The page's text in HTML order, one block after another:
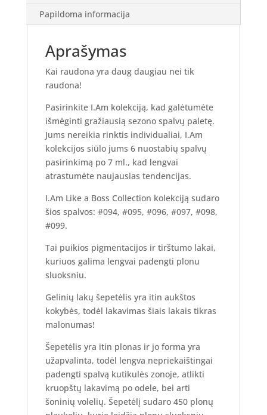
Papildoma informacija
Aprašymas
Kai raudona yra daug daugiau nei tik
raudona!
Pasirinkite I.Am kolekciją, kad galėtumėte
išmėginti gražiausią sezono spalvų paletę.
Jums nereikia rinktis individualiai, I.Am
kolekcijos siūlo jums 6 nuostabių spalvų
pasirinkimą po 7 ml., kad lengvai
atrastumėte naujausias tendencijas.
I.Am Like a Boss Collection kolekciją sudaro
šios spalvos: #094, #095, #096, #097, #098,
#099.
Tai puikios pigmentacijos ir tirštumo lakai,
kuriuos galima lengvai padengti plonu
sluoksniu.
Gelinių lakų šepetėlis yra itin aukštos
kokybės, todėl lakavimas šiais lakais tikras
malonumas!
Šepetėlis yra itin plonas ir jo forma yra
užapvalinta, todėl lengva nepriekaištingai
padengti spalvą kutikulės zonoje, atlikti
kruopštų lakavimą po odele, bei arti
šoninių volelių. Šepetėlį sudaro 450 plonų